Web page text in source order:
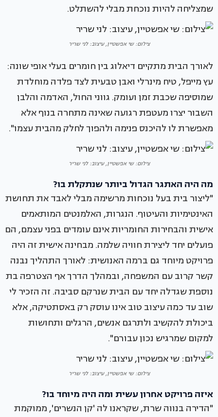
שמצליחה להיות נוכחת מבלי להשתלט.
צילום: שי אפשטיין, עיצוב: לני שריר
לאורך הבית מתקיים דיאלוג בין חומרים בעלי אופי שונה:
עץ מייפל, טיח מינרלי ואבן טבעית לצד פלדה מוחלדת
שמוסיפה שכבת זמן ועומק. גווני החול, האדמה והלבן
השבור יצרו מעטפת רגועה שאינה מתחרה בנוף אלא
מאפשרת לו להיכנס פנימה ולהפוך לחלק מהבית עצמו".
צילום: שי אפשטיין, עיצוב: לני שריר
מה היה האתגר הגדול ביותר שנתקלת בו?
"ליצור בית בעל נוכחות מרשימה מבלי לאבד את תחושת
האינטימיות והעיטוף. הנגרות, האלמנטים המותאמים
אישית והבחירות החומריות אינם עומדים בפני עצמם, הם
פועלים יחד ליצירת חוויה שלמה. מבחינה אישית זה היה
פרויקט מיוחד גם ברמה האנושית: לאורך התהליך נבנה
קשר קרוב עם המשפחה, ובמהלך הדרך אף הצטרפה בת
נוספת שגדלה יחד עם הבית שנרקם סביבה. זה הזכיר לי
שוב עד כמה עיצוב טוב אינו עוסק רק באסתטיקה, אלא
ביכולת להקשיב ולתרגם אנשים, הרגלים ותחושות
למקום שמרגיש נכון עבורם".
צילום: שי אפשטיין, עיצוב: לני שריר
איזה פרויקט אחרון עשית ומה היה מיוחד בו?
"הדירה בנווה שרת, שקראנו לה 'קן הנשרים', ממוקמת